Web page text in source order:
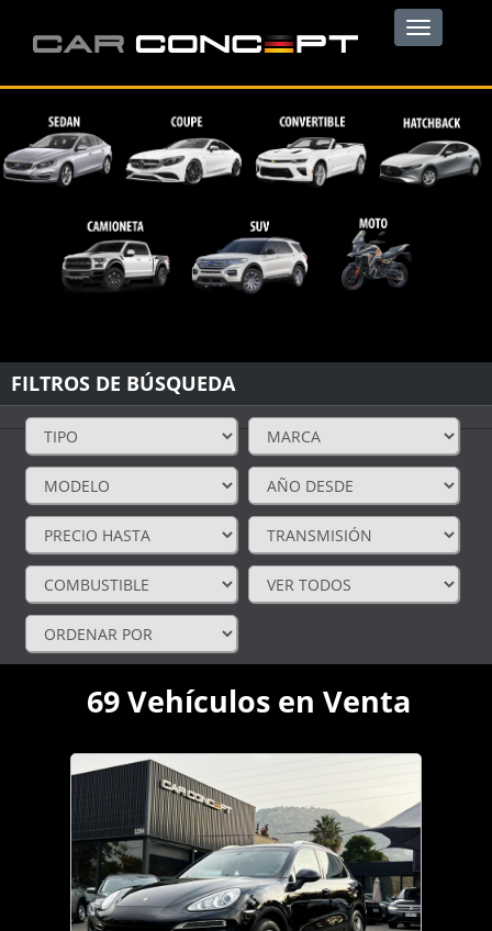
Toggle
navigation
FILTROS DE BÚSQUEDA
69Vehículos en Venta